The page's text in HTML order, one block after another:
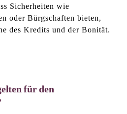
Sicherheiten wie
oder Bürgschaften bieten,
des Kredits und der Bonität.
für den